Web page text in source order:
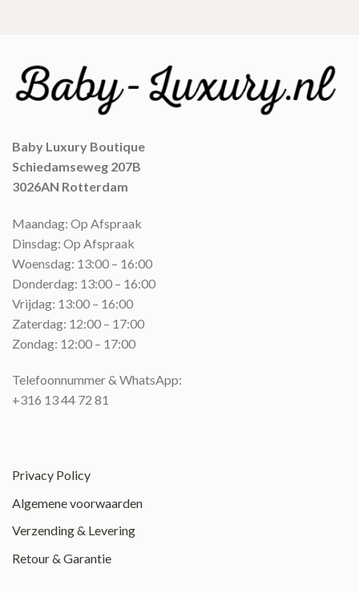
Baby Luxury Boutique
Schiedamseweg 207B
3026AN Rotterdam
Maandag: Op Afspraak
Dinsdag: Op Afspraak
Woensdag: 13:00 – 16:00
Donderdag: 13:00 – 16:00
Vrijdag: 13:00 – 16:00
Zaterdag: 12:00 – 17:00
Zondag: 12:00 – 17:00
Telefoonnummer & WhatsApp:
+316 13 44 72 81
Privacy Policy
Algemene voorwaarden
Verzending & Levering
Retour & Garantie